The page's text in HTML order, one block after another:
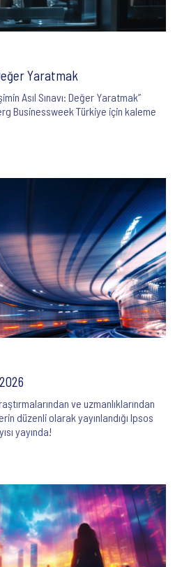
Yaratmak
Asıl Sınavı: Değer Yaratmak”
Businessweek Türkiye için kaleme
ve uzmanlıklarından
düzenli olarak yayınlandığı Ipsos
yayında!